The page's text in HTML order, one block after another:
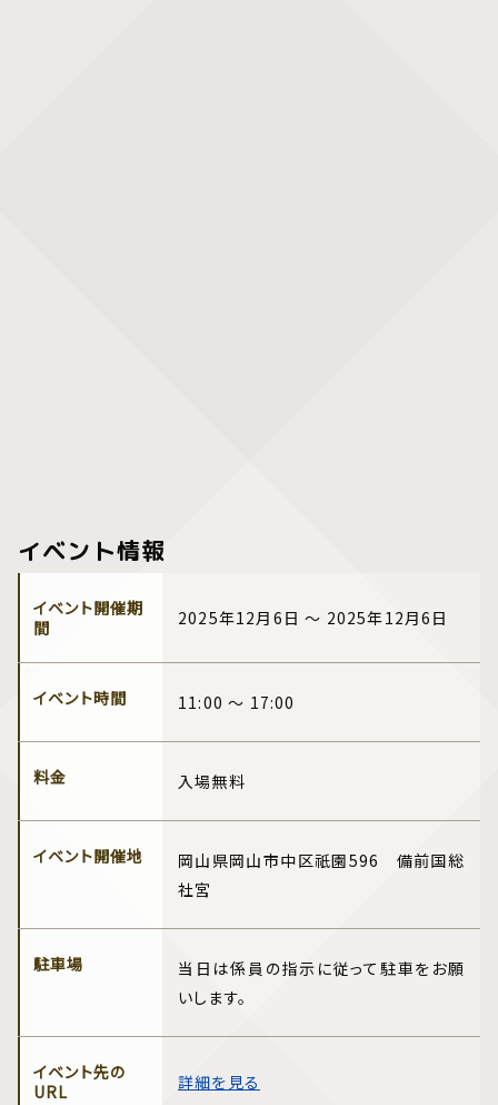
イベント情報
イベント開催期
間
2025年12月6日 ～ 2025年12月6日
イベント時間 11:00 ～ 17:00
料金 入場無料
イベント開催地
岡山県岡山市中区祇園596 備前国総
社宮
駐車場
当日は係員の指示に従って駐車をお願
いします。
イベント先の
URL
詳細を見る